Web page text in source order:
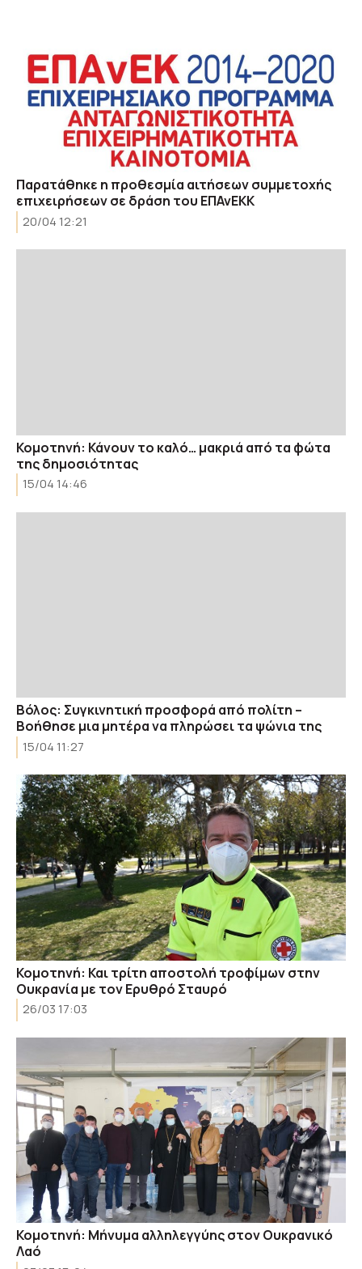
Παρατάθηκε η προθεσμία αιτήσεων συμμετοχής
επιχειρήσεων σε δράση του ΕΠΑνΕΚΚ
20/04 12:21
Κομοτηνή: Κάνουν το καλό… μακριά από τα φώτα
της δημοσιότητας
15/04 14:46
Βόλος: Συγκινητική προσφορά από πολίτη –
Βοήθησε μια μητέρα να πληρώσει τα ψώνια της
15/04 11:27
Κομοτηνή: Και τρίτη αποστολή τροφίμων στην
Ουκρανία με τον Ερυθρό Σταυρό
26/03 17:03
Κομοτηνή: Μήνυμα αλληλεγγύης στον Ουκρανικό
Λαό